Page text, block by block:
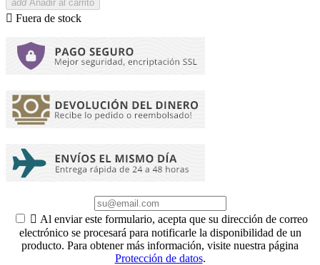
add Añadir al carrito
 Fuera de stock
 Al enviar este formulario, acepta que su dirección de correo
electrónico se procesará para notificarle la disponibilidad de un
producto. Para obtener más información, visite nuestra página
Protección de datos.